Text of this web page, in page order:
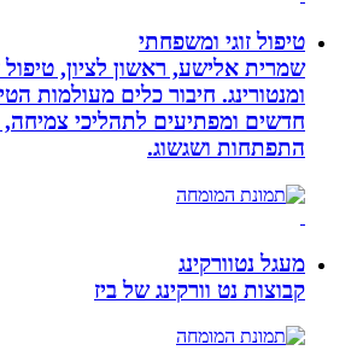
טיפול זוגי ומשפחתי
שמרית אלישע, ראשון לציון, טיפול זוגי
ומנטורינג. חיבור כלים מעולמות הטיפול,
חדשים ומפתיעים לתהליכי צמיחה,
התפתחות ושגשוג.
מעגל נטוורקינג
קבוצות נט וורקינג של ביז